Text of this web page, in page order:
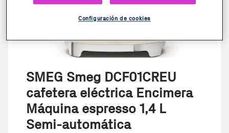
SMEG Smeg DCF01CREU
cafetera eléctrica Encimera
Máquina espresso 1,4 L
Semi-automática
Configuración de cookies